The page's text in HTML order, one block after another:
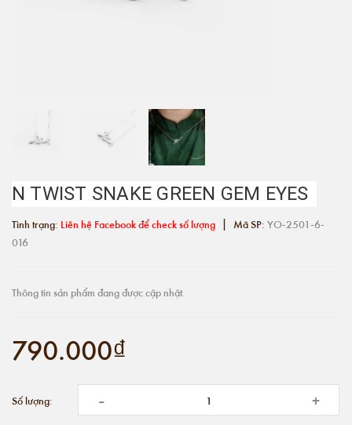
N TWIST SNAKE GREEN GEM EYES
Tình trạng: Liên hệ Facebook để check số lượng | Mã SP: YO-2501-6-
016
Thông tin sản phẩm đang được cập nhật.
790.000₫
Số lượng: - +